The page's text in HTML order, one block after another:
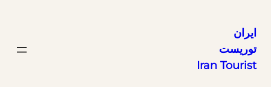
رفتن
ایران
توریست
Iran Tourist